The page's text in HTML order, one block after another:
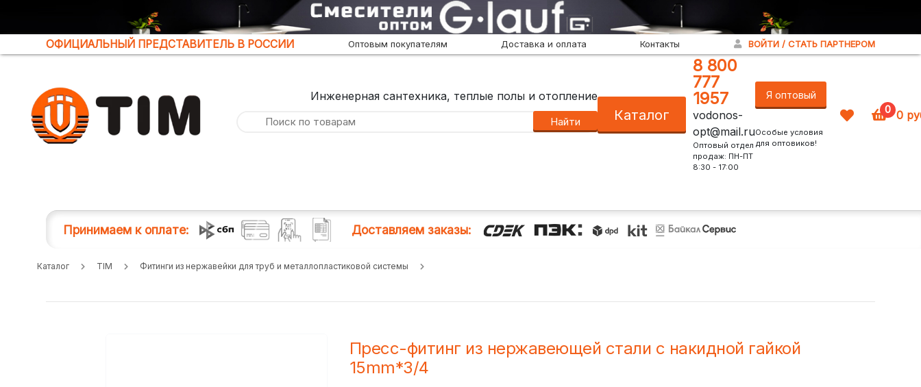
ОФИЦИАЛЬНЫЙ ПРЕДСТАВИТЕЛЬ В РОССИИ Оптовым покупателям Доставка и оплата Контакты ВОЙТИ / СТАТЬ ПАРТНЕРОМ
Инженерная сантехника, теплые полы и отопление
Найти Каталог
8 800
777
1957
vodonos-
opt@mail.ru
Оптовый отдел
продаж: ПН-ПТ
8:30 - 17:00
Я оптовый
Особые условия
для оптовиков!
0 0
Принимаем к оплате: Доставляем заказы:
Каталог TIM Фитинги из нержавейки для труб и металлопластиковой системы
Пресс-фитинг из нержавеющей стали с накидной гайкой
15mm*3/4